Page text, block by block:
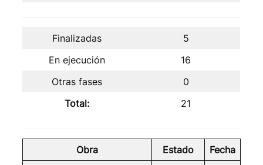
Finalizadas
5
En ejecución
16
Otras fases
0
Total:
21
Obra Estado
Fecha